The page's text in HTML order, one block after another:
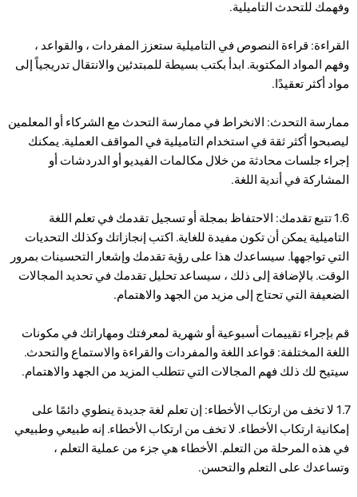
وفهمك للتحدث التاميلية.
القراءة: قراءة النصوص في التاميلية ستعزز المفردات ، والقواعد ،
وفهم المواد المكتوبة. ابدأ بكتب بسيطة للمبتدئين والانتقال تدريجياً إلى
مواد أكثر تعقيدًا.
ممارسة التحدث: الانخراط في ممارسة التحدث مع الشركاء أو المعلمين
ليصبحوا أكثر ثقة في استخدام التاميلية في المواقف العملية. يمكنك
إجراء جلسات محادثة من خلال مكالمات الفيديو أو الدردشات أو
المشاركة في أندية اللغة.
1.6 تتبع تقدمك: الاحتفاظ بمجلة أو تسجيل تقدمك في تعلم اللغة
التاميلية يمكن أن تكون مفيدة للغاية. اكتب إنجازاتك وكذلك التحديات
التي تواجهها. سيساعدك هذا على رؤية تقدمك وإشعار التحسينات بمرور
الوقت. بالإضافة إلى ذلك ، سيساعد تحليل تقدمك في تحديد المجالات
الضعيفة التي تحتاج إلى مزيد من الجهد والاهتمام.
قم بإجراء تقييمات أسبوعية أو شهرية لمعرفتك ومهاراتك في مكونات
اللغة المختلفة: قواعد اللغة والمفردات والقراءة والاستماع والتحدث.
سيتيح لك ذلك فهم المجالات التي تتطلب المزيد من الجهد والاهتمام.
1.7 لا تخف من ارتكاب الأخطاء: إن تعلم لغة جديدة ينطوي دائمًا على
إمكانية ارتكاب الأخطاء. لا تخف من ارتكاب الأخطاء. إنه طبيعي وطبيعي
في هذه المرحلة من التعلم. الأخطاء هي جزء من عملية التعلم ،
وتساعدك على التعلم والتحسن.